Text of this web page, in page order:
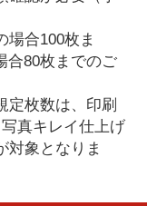
合100枚ま
合80枚までのご
定枚数は、印刷
真キレイ仕上げ
対象となりま